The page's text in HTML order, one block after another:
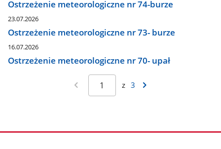
Ostrzeżenie meteorologiczne nr 74-burze
23.07.2026
Ostrzeżenie meteorologiczne nr 73- burze
16.07.2026
Ostrzeżenie meteorologiczne nr 70- upał
z 3